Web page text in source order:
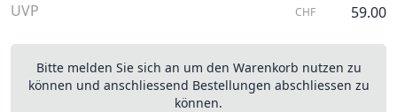
UVP CHF 59.00
Bitte melden Sie sich an um den Warenkorb nutzen zu
können und anschliessend Bestellungen abschliessen zu
können.